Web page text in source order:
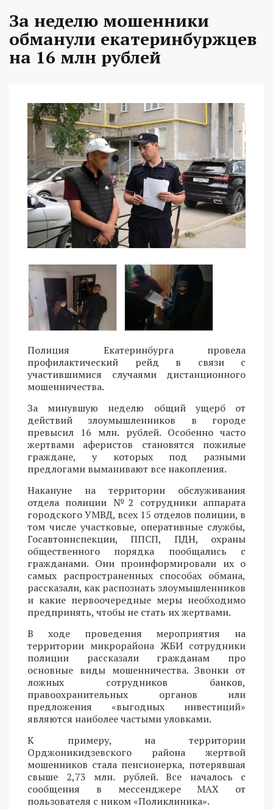
За неделю мошенники
обманули екатеринбуржцев
на 16 млн рублей
Полиция Екатеринбурга провела
профилактический рейд в связи с
участившимися случаями дистанционного
мошенничества.
За минувшую неделю общий ущерб от
действий злоумышленников в городе
превысил 16 млн. рублей. Особенно часто
жертвами аферистов становятся пожилые
граждане, у которых под разными
предлогами выманивают все накопления.
Накануне на территории обслуживания
отдела полиции №2 сотрудники аппарата
городского УМВД, всех 15 отделов полиции, в
том числе участковые, оперативные службы,
Госавтоинспекции, ППСП, ПДН, охраны
общественного порядка пообщались с
гражданами. Они проинформировали их о
самых распространенных способах обмана,
рассказали, как распознать злоумышленников
и какие первоочередные меры необходимо
предпринять, чтобы не стать их жертвами.
В ходе проведения мероприятия на
территории микрорайона ЖБИ сотрудники
полиции рассказали гражданам про
основные виды мошенничества. Звонки от
ложных сотрудников банков,
правоохранительных органов или
предложения «выгодных инвестиций»
являются наиболее частыми уловками.
К примеру, на территории
Орджоникидзевского района жертвой
мошенников стала пенсионерка, потерявшая
свыше 2,73 млн. рублей. Все началось с
сообщения в мессенджере MAX от
пользователя с ником «Поликлиника».